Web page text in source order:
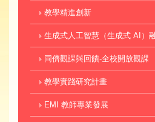
教學精進創新
生成式人工智慧（生成式 AI）
同儕觀課與回饋-全校開放觀課
教學實踐研究計畫
EMI 教師專業發展